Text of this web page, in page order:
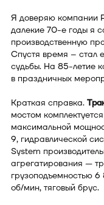
Я доверяю компании
далекие 70-е годы я
производственную
Спустя время – стал
судьбы. На 85-летие
в праздничных
Краткая справка.
мостом
максимальной
9, гидравлической
System
агрегатирования —
грузоподъемностью
об/мин, тяговый брус.